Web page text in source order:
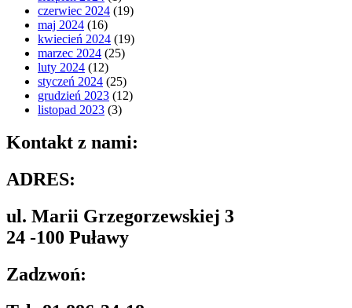
czerwiec 2024 (19)
maj 2024 (16)
kwiecień 2024 (19)
marzec 2024 (25)
luty 2024 (12)
styczeń 2024 (25)
grudzień 2023 (12)
listopad 2023 (3)
Kontakt z nami:
ADRES:
ul. Marii Grzegorzewskiej 3
24 -100 Puławy
Zadzwoń: